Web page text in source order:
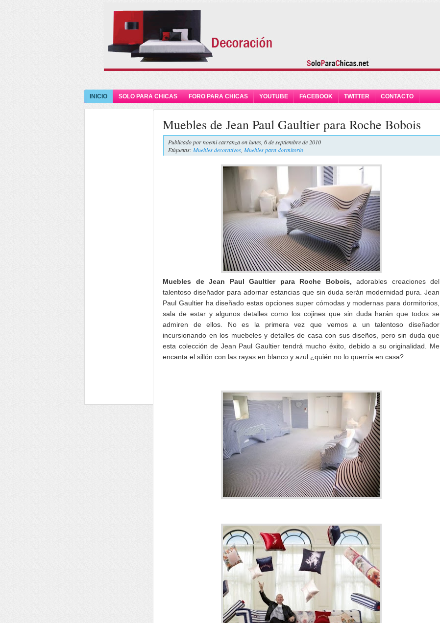
INICIO SOLO PARA CHICAS FORO PARA CHICAS YOUTUBE FACEBOOK TWITTER CONTACTO
Muebles de Jean Paul Gaultier para Roche Bobois
Publicado pornoemi carranzaon lunes, 6 de septiembre de 2010
Etiquetas: Muebles decorativos Muebles para dormitorio
Muebles de Jean Paul Gaultier para Roche Bobois, adorables creaciones del
talentoso diseñador para adornar estancias que sin duda serán modernidad pura. Jean
Paul Gaultier ha diseñado estas opciones super cómodas y modernas para dormitorios,
sala de estar y algunos detalles como los cojines que sin duda harán que todos se
admiren de ellos. No es la primera vez que vemos a un talentoso diseñador
incursionando en los muebeles y detalles de casa con sus diseños, pero sin duda que
esta colección de Jean Paul Gaultier tendrá mucho éxito, debido a su originalidad. Me
encanta el sillón con las rayas en blanco y azul ¿quién no lo querría en casa?